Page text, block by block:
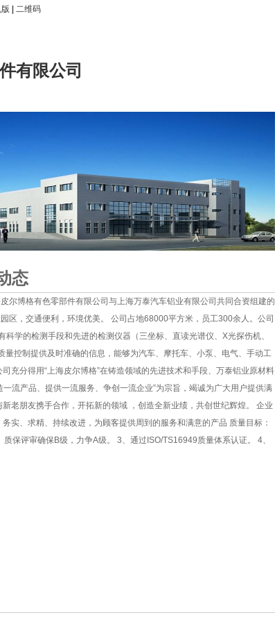
二维码
有限公司
态
尔博格有色零部件有限公司与上海万泰汽车铝业有限公司共同合资组建的
区，交通便利，环境优美。 公司占地68000平方米，员工300余人。公司
学的检测手段和先进的检测仪器（三坐标、直读光谱仪、X光探伤机、
量控制提供及时准确的信息，能够为汽车、摩托车、小泵、电气、手动工
充分得用“上海皮尔博格”在铸造领域的先进技术和手段、万泰铝业原材料
流产品、提供一流服务、争创一流企业”为宗旨，竭诚为广大用户提供满
老朋友携手合作，开拓新的领域 ，创造全新业绩，共创世纪辉煌。 企业
实、求精、持续改进，为顾客提供周到的服务和满意的产品 质量目标：
保评审确保B级，力争A级。 3、通过ISO/TS16949质量体系认证。 4、